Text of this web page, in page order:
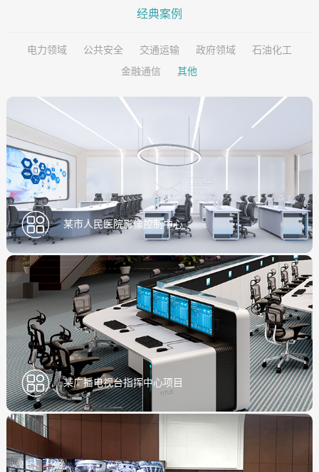
经典案例
电力领域 公共安全 交通运输 政府领域
石油化工
金融通信
其他
某市人民医院影像控制中心
某广播电视台指挥中心项目